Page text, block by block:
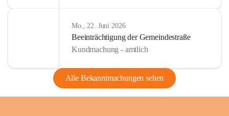
Mo., 22. Juni 2026
Beeinträchtigung der Gemeindestraße
Kundmachung - amtlich
Alle Bekanntmachungen sehen